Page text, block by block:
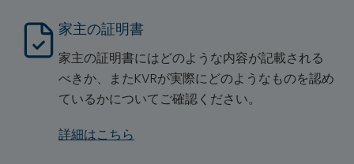
家主の証明書
家主の証明書にはどのような内容が記載される
べきか、またKVRが実際にどのようなものを認め
ているかについてご確認ください。
詳細はこちら